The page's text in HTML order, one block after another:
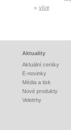
více
Aktuality
Aktuální ceníky
E-novinky
Média a tisk
Nové produkty
Veletrhy